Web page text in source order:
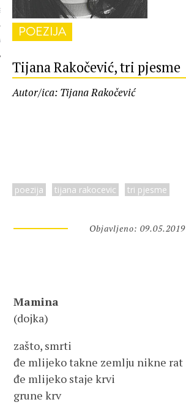
POEZIJA
Tijana Rakočević, tri pjesme
Autor/ica: Tijana Rakočević
poezija tijana rakocevic tri pjesme
Objavljeno: 09.05.2019
Mamina
(dojka)
zašto, smrti
đe mlijeko takne zemlju nikne rat
đe mlijeko staje krvi
grune krv